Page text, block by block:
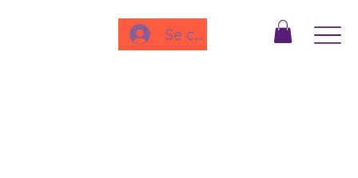
Se connecter